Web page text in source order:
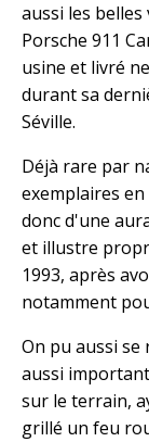
aussi les
Porsche 911
usine et livré
durant sa
Séville.
Déjà rare par
exemplaires
donc d'une
et illustre
1993, après
notamment
On pu aussi
aussi
sur le terrain,
grillé un feu